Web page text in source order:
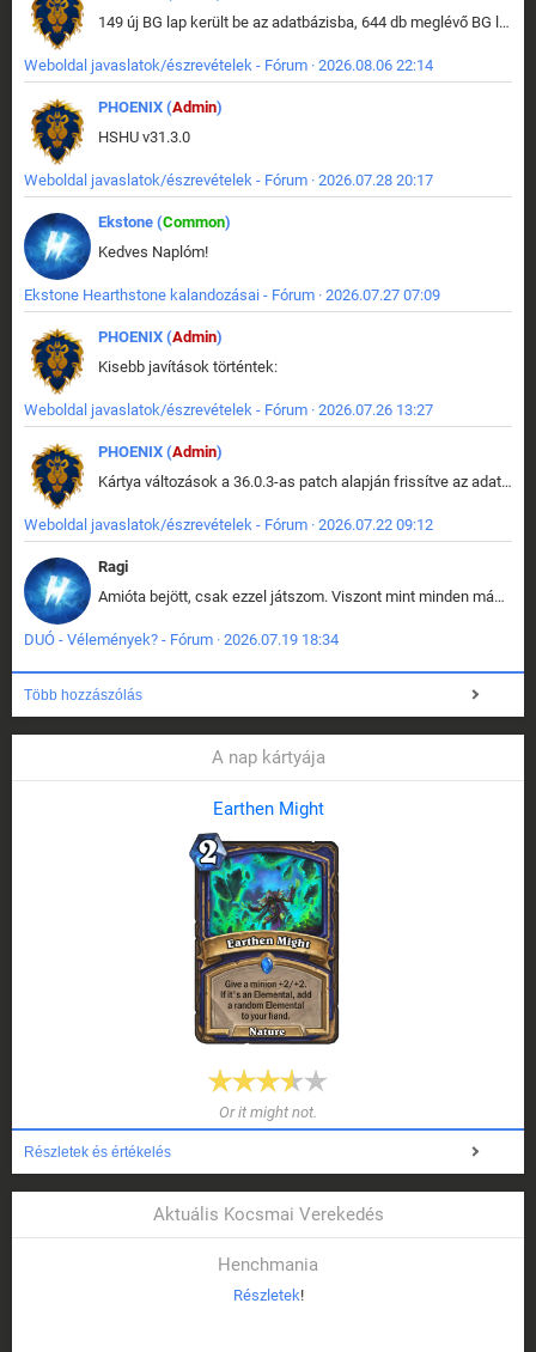
149 új BG lap került be az adatbázisba, 644 db meglévő BG lap módosult, bekerültek az új képek a megváltozott lapokhoz is.
Weboldal javaslatok/észrevételek - Fórum · 2026.08.06 22:14
PHOENIX (Admin)
HSHU v31.3.0
Weboldal javaslatok/észrevételek - Fórum · 2026.07.28 20:17
Ekstone (Common)
Kedves Naplóm!
Ekstone Hearthstone kalandozásai - Fórum · 2026.07.27 07:09
PHOENIX (Admin)
Kisebb javítások történtek:
Weboldal javaslatok/észrevételek - Fórum · 2026.07.26 13:27
PHOENIX (Admin)
Kártya változások a 36.0.3-as patch alapján frissítve az adatbázisban (képek is cserélve).
Weboldal javaslatok/észrevételek - Fórum · 2026.07.22 09:12
Ragi
Amióta bejött, csak ezzel játszom. Viszont mint minden más - akár az alapjáték is, ez is baromira összetett lett. Néha már pár kör után is esélytelen az egész. Vagy irreállisan túltápol valaki, vagy lelép a partner, vagy csak hülye mint a segg. És amikor eljönne az én időm, na akkor jön el mindenki másé is. Engem jobban érdekelne, hogy ki milyen ratingen szokott játszani. Na ez lenne egy érdekes adat.
DUÓ - Vélemények? - Fórum · 2026.07.19 18:34
Több hozzászólás
A nap kártyája
Earthen Might
Or it might not.
Részletek és értékelés
Aktuális Kocsmai Verekedés
Henchmania
Részletek!